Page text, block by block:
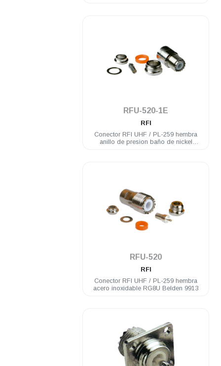
RFU-520-1E
RFI
Conector RFI UHF / PL-259 hembra
anillo de presion baño de nickel
RFU-520
RFI
Conector RFI UHF / PL-259 hembra
acero inoxidable RG8U Belden 9913